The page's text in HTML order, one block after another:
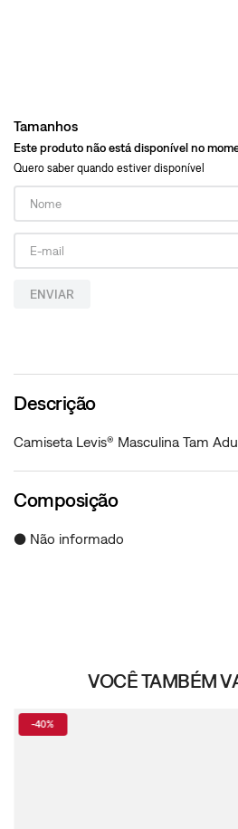
Tamanhos
Este produto não está disponível no
Quero saber quando estiver disponível
ENVIAR
Descrição
Camiseta Levis® Masculina Tam
Composição
● Não informado
VOCÊ TAMBÉM
-40%